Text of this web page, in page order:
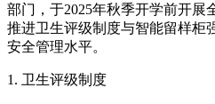
部门，于2025年秋季开学前开展
推进卫生评级制度与智能留样柜
安全管理水平。
1. 卫生评级制度